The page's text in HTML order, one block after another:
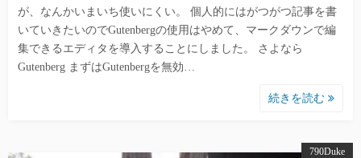
が、なんかいまいち使いにくい。 個人的にはがつがつ記事を書
いていきたいのでGutenbergの使用はやめて、マークダウンで編
集できるエディタを導入することにしました。 さよなら
Gutenberg まずはGutenbergを無効…
続きを読む
790Duke